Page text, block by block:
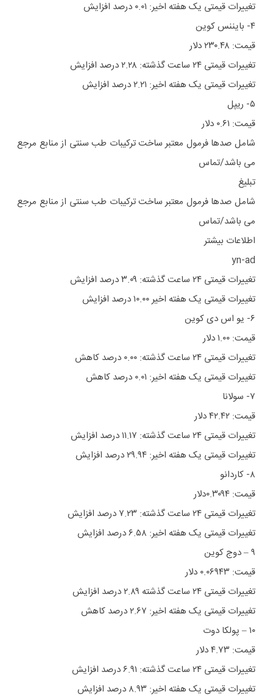
تغییرات قیمتی یک هفته اخیر: ۰.۰۱ درصد افزایش
۴- بایننس کوین
قیمت: ۲۳۰.۴۸ دلار
تغییرات قیمتی ۲۴ ساعت گذشته: ۲.۲۸ درصد افزایش
تغییرات قیمتی یک هفته اخیر: ۲.۲۱ درصد افزایش
۵- ریپل
قیمت: ۰.۶۱ دلار
شامل صدها فرمول معتبر ساخت ترکیبات طب سنتی از منابع مرجع
می باشد/تماس
تبلیغ
شامل صدها فرمول معتبر ساخت ترکیبات طب سنتی از منابع مرجع
می باشد/تماس
اطلاعات بیشتر
yn-ad
تغییرات قیمتی ۲۴ ساعت گذشته: ۳.۰۹ درصد افزایش
تغییرات قیمتی یک هفته اخیر ۱۰.۰۰ درصد افزایش
۶- یو اس دی کوین
قیمت: ۱.۰۰ دلار
تغییرات قیمتی ۲۴ ساعت گذشته: ۰.۰۰ درصد کاهش
تغییرات قیمتی یک هفته اخیر: ۰.۰۱ درصد کاهش
۷- سولانا
قیمت: ۴۲.۴۲ دلار
تغییرات قیمتی ۲۴ ساعت گذشته: ۱۱.۱۷ درصد افزایش
تغییرات قیمتی یک هفته اخیر: ۲۹.۹۴ درصد افزایش
۸- کاردانو
قیمت: ۰.۳۰۹۴دلار
تغییرات قیمتی ۲۴ ساعت گذشته: ۷.۲۳ درصد افزایش
تغییرات قیمتی یک هفته اخیر: ۶.۵۸ درصد افزایش
۹ – دوج کوین
قیمت: ۰.۰۶۹۴۳ دلار
تغییرات قیمتی ۲۴ ساعت گذشته ۲.۸۹ درصد افزایش
تغییرات قیمتی یک هفته اخیر: ۲.۶۷ درصد کاهش
۱۰ – پولکا دوت
قیمت: ۴.۷۳ دلار
تغییرات قیمتی ۲۴ ساعت گذشته: ۶.۹۱ درصد افزایش
تغییرات قیمتی یک هفته اخیر: ۸.۹۳ درصد افزایش